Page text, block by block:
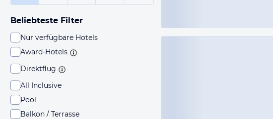
Beliebteste Filter
Nur verfügbare Hotels
Award-Hotels
Direktflug
All Inclusive
Pool
Balkon / Terrasse